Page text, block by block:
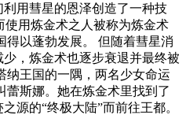
利用彗星的恩泽创造了一种技
使用炼金术之人被称为炼金术
得以蓬勃发展。 但随着彗星消
，炼金术也逐步衰退并最终被
纳王国的一隅，两名少女命运
蕾斯娜。她在炼金术里找到了
源的“终极大陆”而前往王都。